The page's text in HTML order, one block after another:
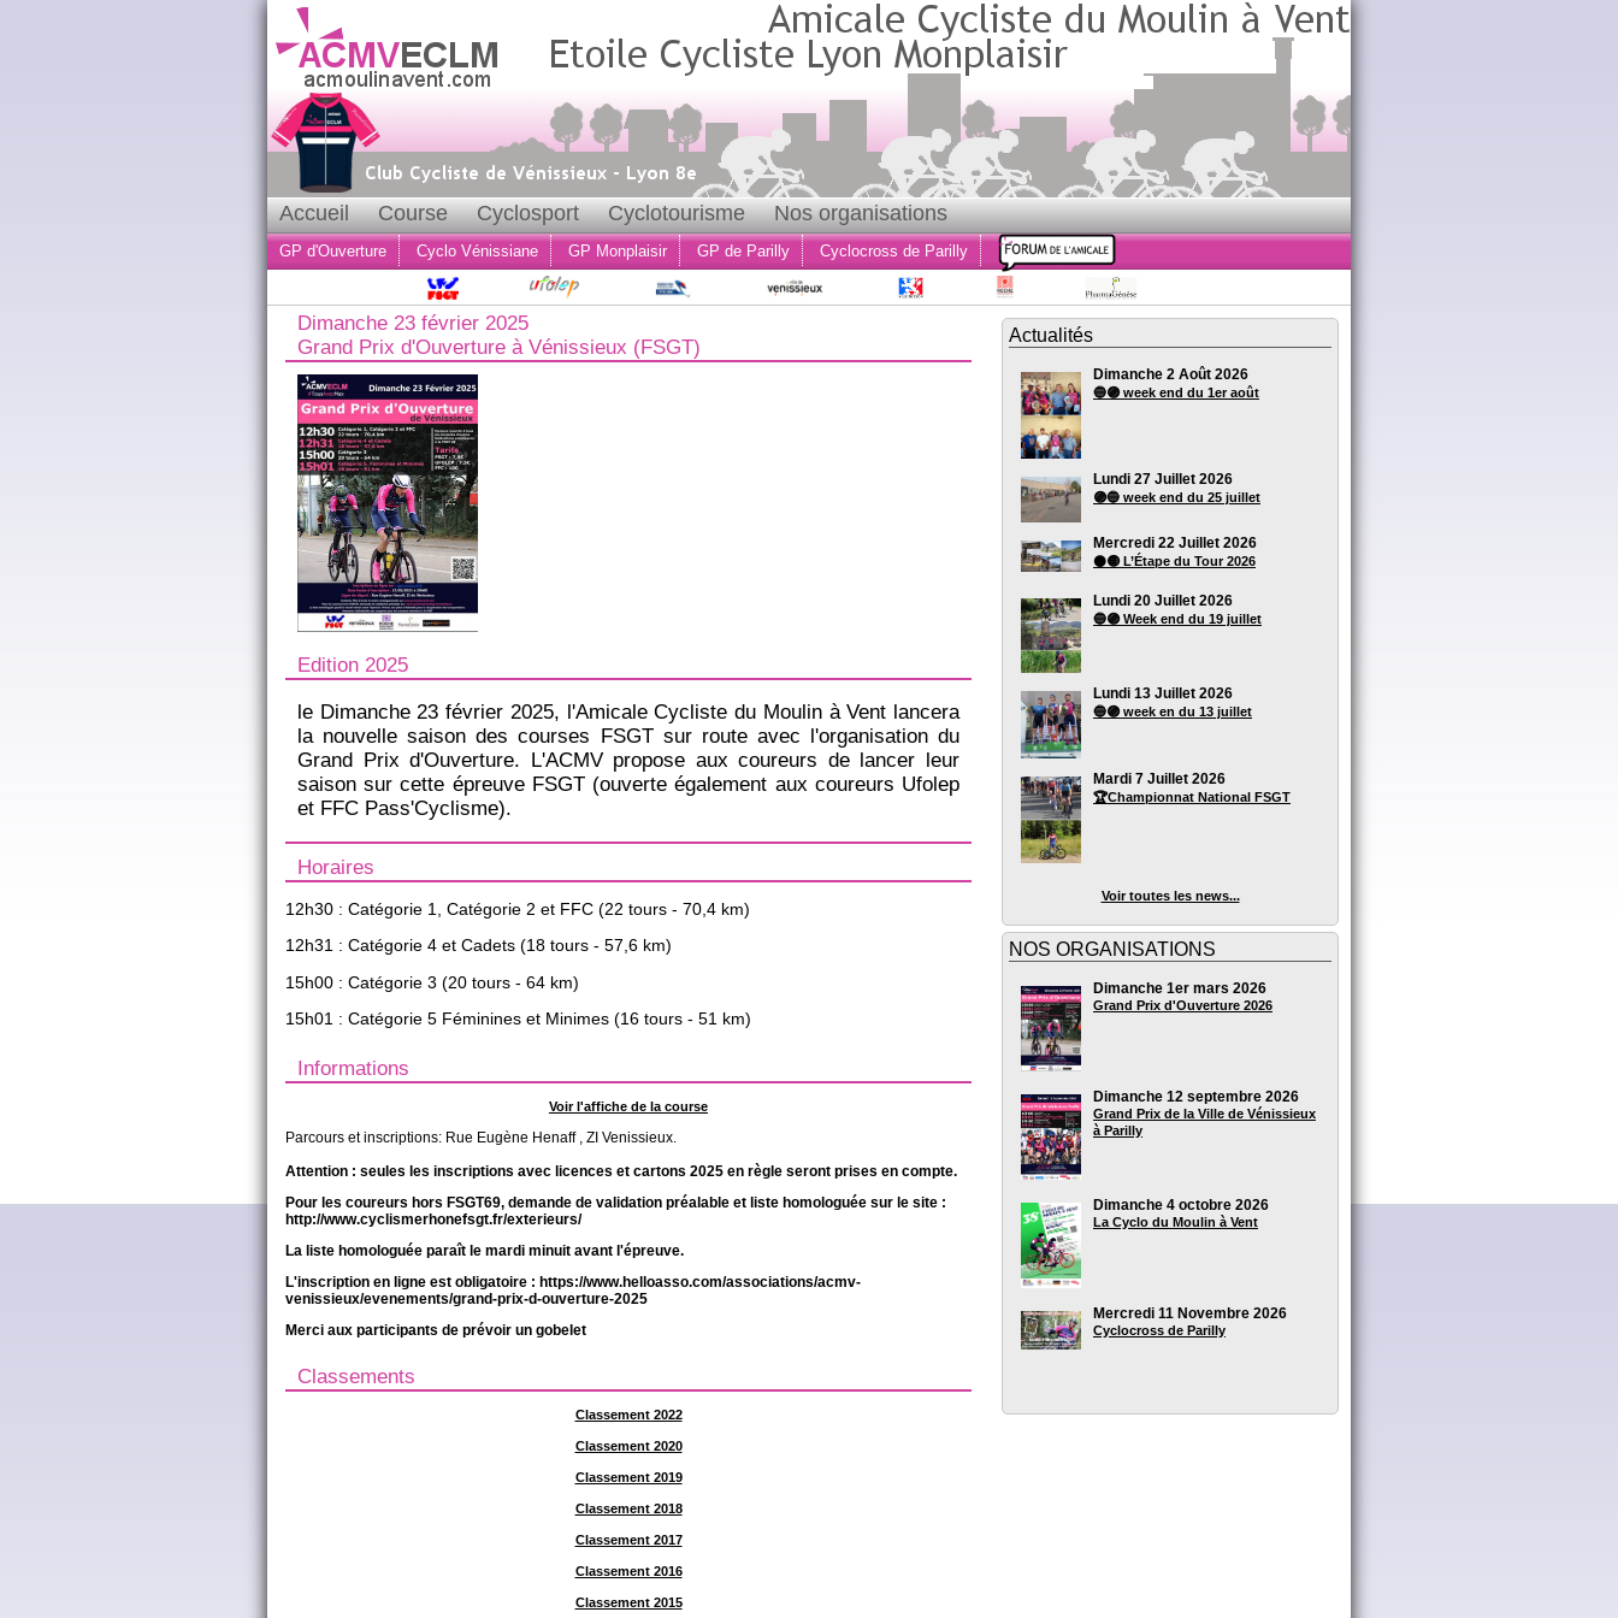
Accueil Course Cyclosport Cyclotourisme Nos organisations
GP d'Ouverture Cyclo Vénissiane GP Monplaisir GP de Parilly Cyclocross de Parilly
Dimanche 23 février 2025
Grand Prix d'Ouverture à Vénissieux (FSGT)
Edition 2025
le Dimanche 23 février 2025, l'Amicale Cycliste du Moulin à Vent lancera
la nouvelle saison des courses FSGT sur route avec l'organisation du
Grand Prix d'Ouverture. L'ACMV propose aux coureurs de lancer leur
saison sur cette épreuve FSGT (ouverte également aux coureurs Ufolep
et FFC Pass'Cyclisme).
Horaires
12h30 : Catégorie 1, Catégorie 2 et FFC (22 tours - 70,4 km)
12h31 : Catégorie 4 et Cadets (18 tours - 57,6 km)
15h00 : Catégorie 3 (20 tours - 64 km)
15h01 : Catégorie 5 Féminines et Minimes (16 tours - 51 km)
Informations
Voir l'affiche de la course
Parcours et inscriptions: Rue Eugène Henaff , ZI Venissieux.
Attention : seules les inscriptions avec licences et cartons 2025 en règle seront prises en compte.
Pour les coureurs hors FSGT69, demande de validation préalable et liste homologuée sur le site :
http://www.cyclismerhonefsgt.fr/exterieurs/
La liste homologuée paraît le mardi minuit avant l'épreuve.
L'inscription en ligne est obligatoire : https://www.helloasso.com/associations/acmv-
venissieux/evenements/grand-prix-d-ouverture-2025
Merci aux participants de prévoir un gobelet
Classements
Classement 2022
Classement 2020
Classement 2019
Classement 2018
Classement 2017
Classement 2016
Classement 2015
Actualités
Dimanche 2 Août 2026
🔵🟣 week end du 1er août
Lundi 27 Juillet 2026
🟣🔵 week end du 25 juillet
Mercredi 22 Juillet 2026
⚫🟡 L’Étape du Tour 2026
Lundi 20 Juillet 2026
🔵🟣 Week end du 19 juillet
Lundi 13 Juillet 2026
🔵🟣 week en du 13 juillet
Mardi 7 Juillet 2026
🏆Championnat National FSGT
Voir toutes les news...
NOS ORGANISATIONS
Dimanche 1er mars 2026
Grand Prix d'Ouverture 2026
Dimanche 12 septembre 2026
Grand Prix de la Ville de Vénissieux
à Parilly
Dimanche 4 octobre 2026
La Cyclo du Moulin à Vent
Mercredi 11 Novembre 2026
Cyclocross de Parilly